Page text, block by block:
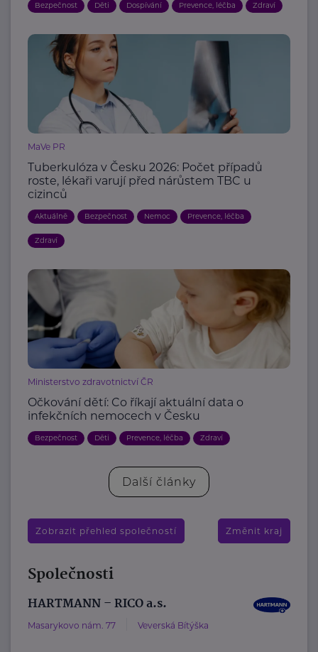
Bezpečnost Děti Dospívání Prevence, léčba Zdraví
MaVe PR
Tuberkulóza v Česku 2026: Počet případů
roste, lékaři varují před nárůstem TBC u
cizinců
Aktuálně Bezpečnost Nemoc Prevence, léčba
Zdraví
Ministerstvo zdravotnictví ČR
Očkování dětí: Co říkají aktuální data o
infekčních nemocech v Česku
Bezpečnost Děti Prevence, léčba Zdraví
Další články
Zobrazit přehled společností Změnit kraj
Společnosti
HARTMANN – RICO a.s.
Masarykovo nám. 77 Veverská Bítýška